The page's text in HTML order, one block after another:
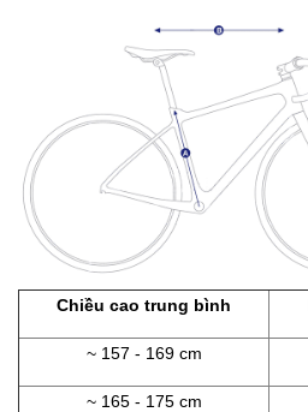
Chiều cao trung bình
~ 157 - 169 cm
~ 165 - 175 cm